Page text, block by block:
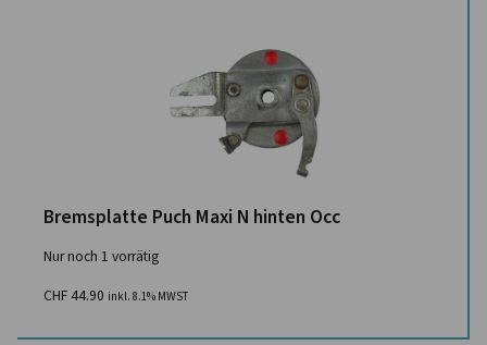
Bremsplatte Puch Maxi N hinten Occ
Nur noch 1 vorrätig
CHF 44.90 inkl. 8.1% MWST